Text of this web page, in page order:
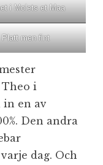
i Molets et Maa
Platt men fint
i
in en av
Den andra
dag. Och